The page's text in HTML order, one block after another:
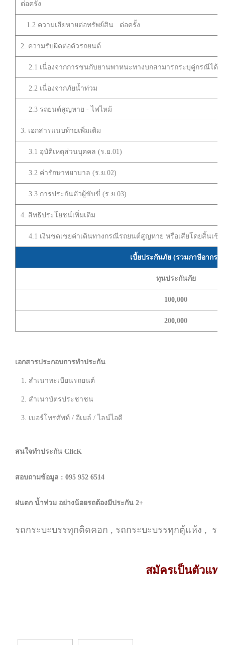
ต่อครั้ง
1.2 ความเสียหายต่อทรัพย์สิน ต่อครั้ง
2. ความรับผิดต่อตัวรถยนต์
2.1 เนื่องจากการชนกับยานพาหนะทางบกสามารถระบุคู่กรณีได้
2.2 เนื่องจากภัยน้ำท่วม
2.3 รถยนต์สูญหาย - ไฟไหม้
3. เอกสารแนบท้ายเพิ่มเติม
3.1 อุบัติเหตุส่วนบุคคล (ร.ย.01)
3.2 ค่ารักษาพยาบาล (ร.ย.02)
3.3 การประกันตัวผู้ขับขี่ (ร.ย.03)
4. สิทธิประโยชน์เพิ่มเติม
4.1 เงินชดเชยค่าเดินทางกรณีรถยนต์สูญหาย หรือเสียโดยสิ้นเชิง
เบี้ยประกันภัย (รวมภาษีอากร)
ทุนประกันภัย
100,000
200,000
เอกสารประกอบการทำประกัน
1. สำเนาทะเบียนรถยนต์
2. สำเนาบัตรประชาชน
3. เบอร์โทรศัพท์ / อีเมล์ / ไลน์ไอดี
สนใจทำประกัน ClicK
สอบถามข้อมูล : 095 952 6514
ฝนตก น้ำท่วม อย่างน้อยรถต้องมีประกัน 2+
รถกระบะบรรทุกติดคอก , รถกระบะบรรทุกตู้แห้ง , รถ
สมัครเป็นตัวแท